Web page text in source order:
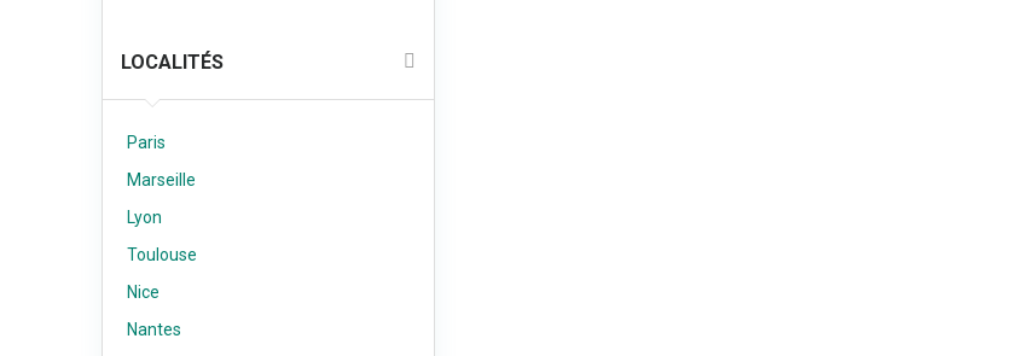
LOCALITÉS
Paris
Marseille
Lyon
Toulouse
Nice
Nantes